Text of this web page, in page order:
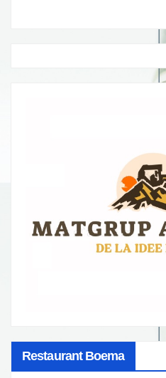
Restaurant Boema